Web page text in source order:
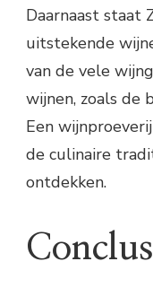
Daarnaast staat
uitstekende
van de vele
wijnen, zoals de
Een
de culinaire
ontdekken.